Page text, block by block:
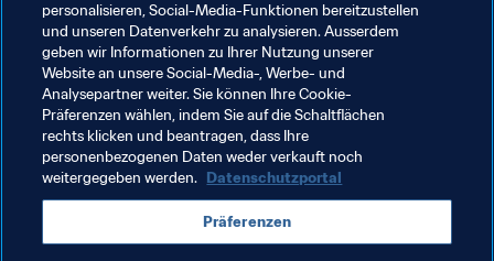
retten. Solche Investitionen in die Entwicklung des
Fussballs stehen zweifelsohne für einen weiteren Schritt
in Richtung sicherer und nachhaltigerer Fussball-Anlagen
und wir hoffen, dass sie weltweit als Beispiel für viele
andere Fussballverbände dienen werden."
Verwandte Themen
FIFA Forward Hungary UEFA
personalisieren, Social-Media-Funktionen bereitzustellen
und unseren Datenverkehr zu analysieren. Ausserdem
geben wir Informationen zu Ihrer Nutzung unserer
Website an unsere Social-Media-, Werbe- und
Analysepartner weiter. Sie können Ihre Cookie-
Präferenzen wählen, indem Sie auf die Schaltflächen
rechts klicken und beantragen, dass Ihre
personenbezogenen Daten weder verkauft noch
weitergegeben werden. Datenschutzportal
Präferenzen